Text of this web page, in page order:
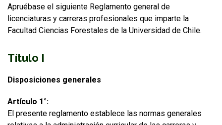
Apruébase el siguiente Reglamento general de
licenciaturas y carreras profesionales que imparte la
Facultad Ciencias Forestales de la Universidad de Chile.
Título I
Disposiciones generales
Artículo 1°:
El presente reglamento establece las normas generales